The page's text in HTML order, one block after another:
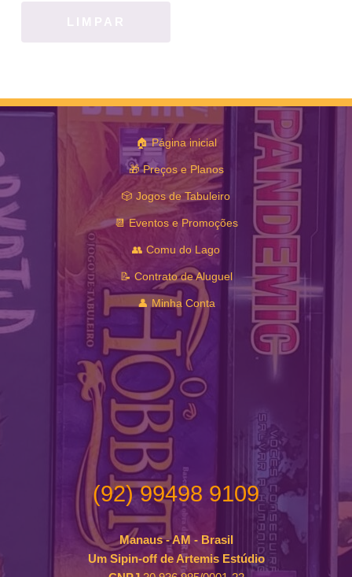
🏠 Página inicial
🎁 Preços e Planos
🎲 Jogos de Tabuleiro
📆 Eventos e Promoções
👥 Comu do Lago
📝 Contrato de Aluguel
👤 Minha Conta
(92) 99498 9109
Manaus - AM - Brasil
Um Sipin-off de Artemis Estúdio